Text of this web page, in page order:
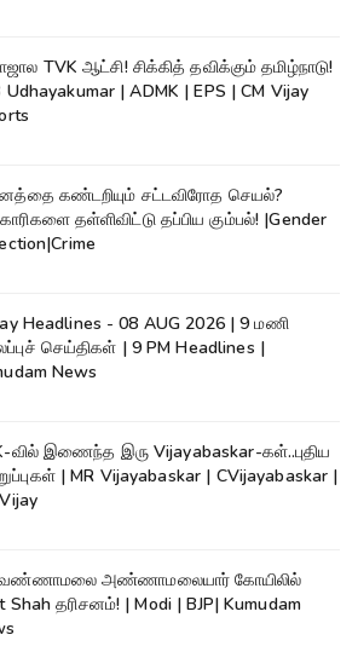
TVK ஆட்சி! சிக்கித் தவிக்கும் தமிழ்நாடு!
Udhayakumar | ADMK | EPS | CM Vijay
கண்டறியும் சட்டவிரோத செயல்?
தள்ளிவிட்டு தப்பிய கும்பல்! |Gender
Headlines - 08 AUG 2026 | 9 மணி
செய்திகள் | 9 PM Headlines |
News
வில் இணைந்த இரு Vijayabaskar-கள்..புதிய
| MR Vijayabaskar | CVijayabaskar |
அண்ணாமலையார் கோயிலில்
தரிசனம்! | Modi | BJP| Kumudam